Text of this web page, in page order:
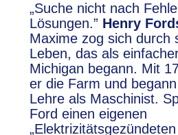
„Suche nicht nach
Lösungen.” Henry
Maxime zog sich durch
Leben, das als
Michigan begann. Mit
er die Farm und
Lehre als Maschinist.
Ford einen eigenen